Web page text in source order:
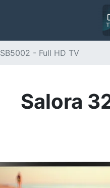
- Full HD TV
Salora